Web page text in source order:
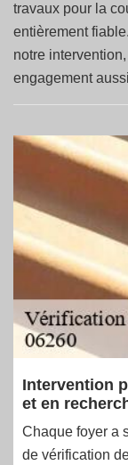
travaux pour la
entièrement
notre
engagement
Intervention
et en
Chaque foyer a
de vérification